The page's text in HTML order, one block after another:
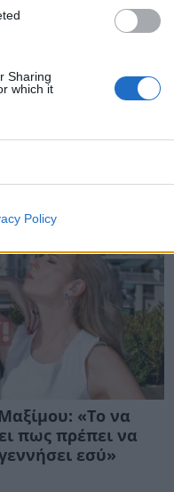
Sharing
which it
Policy
Το
τους!
«Το να
πως πρέπει να
εσύ»